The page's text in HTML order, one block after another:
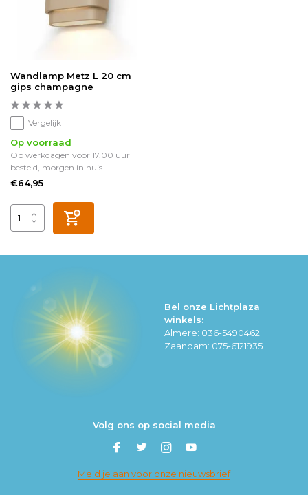
Wandlamp Metz L 20 cm
gips champagne
Vergelijk
Op voorraad
Op werkdagen voor 17.00 uur
besteld, morgen in huis
€64,95
Bel onze Lichtplaza
winkels:
Almere: 036-5490462
Zaandam: 075-6121935
Volg ons op social media
Meld je aan voor onze nieuwsbrief